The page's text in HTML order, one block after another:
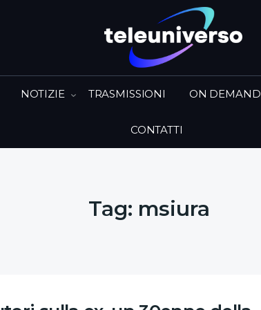
NOTIZIE TRASMISSIONI ON DEMAND
CONTATTI
Tag: msiura